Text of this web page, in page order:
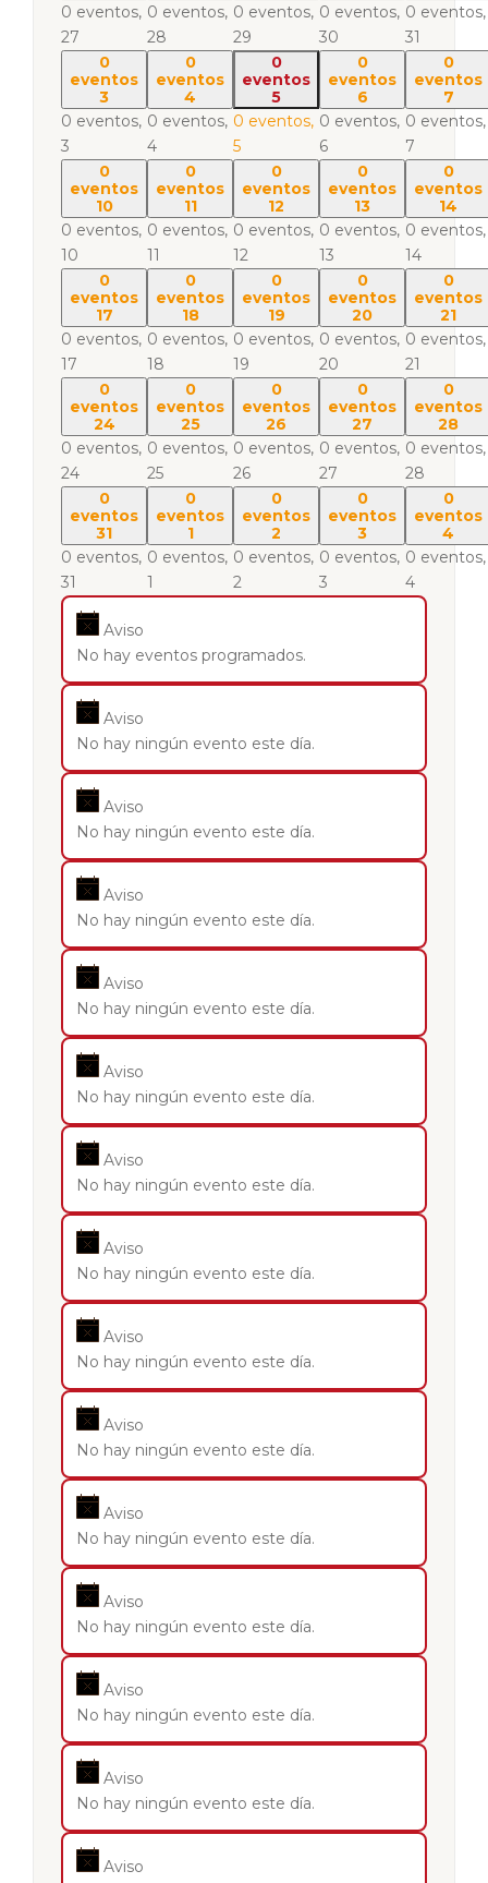
0 eventos,
27
0 eventos,
28
0 eventos,
29
0 eventos,
30
0 eventos,
31
0
eventos
3
0 eventos,
3
0
eventos
4
0 eventos,
4
0
eventos
5
0 eventos,
5
0
eventos
6
0 eventos,
6
0
eventos
7
0 eventos,
7
0
eventos
10
0 eventos,
10
0
eventos
11
0 eventos,
11
0
eventos
12
0 eventos,
12
0
eventos
13
0 eventos,
13
0
eventos
14
0 eventos,
14
0
eventos
17
0 eventos,
17
0
eventos
18
0 eventos,
18
0
eventos
19
0 eventos,
19
0
eventos
20
0 eventos,
20
0
eventos
21
0 eventos,
21
0
eventos
24
0 eventos,
24
0
eventos
25
0 eventos,
25
0
eventos
26
0 eventos,
26
0
eventos
27
0 eventos,
27
0
eventos
28
0 eventos,
28
0
eventos
31
0 eventos,
31
0
eventos
1
0 eventos,
1
0
eventos
2
0 eventos,
2
0
eventos
3
0 eventos,
3
0
eventos
4
0 eventos,
4
Aviso
No hay eventos programados.
Aviso
No hay ningún evento este día.
Aviso
No hay ningún evento este día.
Aviso
No hay ningún evento este día.
Aviso
No hay ningún evento este día.
Aviso
No hay ningún evento este día.
Aviso
No hay ningún evento este día.
Aviso
No hay ningún evento este día.
Aviso
No hay ningún evento este día.
Aviso
No hay ningún evento este día.
Aviso
No hay ningún evento este día.
Aviso
No hay ningún evento este día.
Aviso
No hay ningún evento este día.
Aviso
No hay ningún evento este día.
Aviso